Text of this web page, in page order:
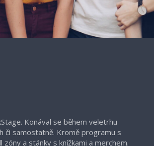
Konával se během veletrhu
či samostatně. Kromě programu s
a stánky s knížkami a merchem.